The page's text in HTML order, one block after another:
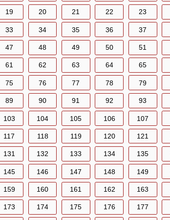
19 20 21 22 23
33 34 35 36 37
47 48 49 50 51
61 62 63 64 65
75 76 77 78 79
89 90 91 92 93
103 104 105 106 107
117 118 119 120 121
131 132 133 134 135
145 146 147 148 149
159 160 161 162 163
173 174 175 176 177